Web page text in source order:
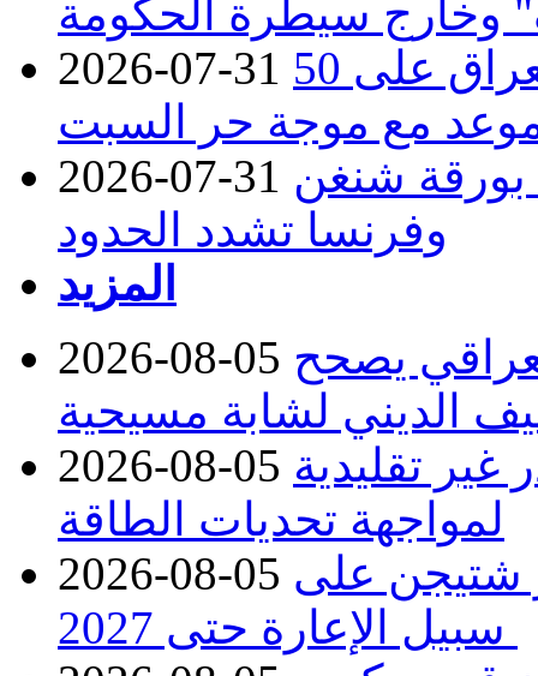
سيطرة الحكومة
2026-07-31 50 درجة مئوية في 5 محافظات.. العراق على
مع موجة حر السبت
2026-07-31 بورقة شنغن
وفرنسا تشدد الحدود
المزيد
2026-08-05 يصحح
الديني لشابة مسيحية
2026-08-05 غير تقليدية
لمواجهة تحديات الطاقة
2026-08-05 شتيجن على